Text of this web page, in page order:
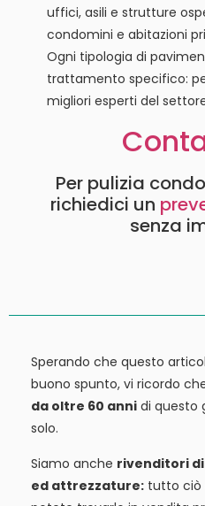
uffici, asili e strutture
condomini e abitazioni
Ogni tipologia di
trattamento specifico:
migliori esperti del
Per pulizia
richiedici un
senza
Sperando che questo
buono spunto, vi ricordo
da oltre 60 anni di questo
solo.
Siamo anche rivenditori
ed attrezzature: tutto ciò